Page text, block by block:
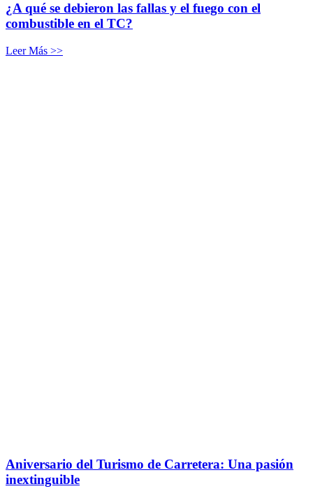
¿A qué se debieron las fallas y el fuego con el
combustible en el TC?
Leer Más >>
Aniversario del Turismo de Carretera: Una pasión
inextinguible